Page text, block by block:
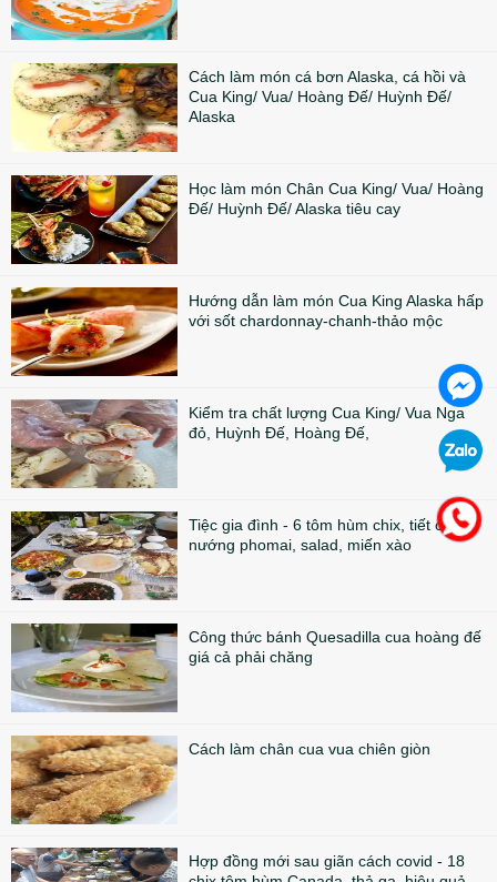
Cách làm món cá bơn Alaska, cá hồi và
Cua King/ Vua/ Hoàng Đế/ Huỳnh Đế/
Alaska
Học làm món Chân Cua King/ Vua/ Hoàng
Đế/ Huỳnh Đế/ Alaska tiêu cay
Hướng dẫn làm món Cua King Alaska hấp
với sốt chardonnay-chanh-thảo mộc
Kiểm tra chất lượng Cua King/ Vua Nga
đỏ, Huỳnh Đế, Hoàng Đế,
Tiệc gia đình - 6 tôm hùm chix, tiết canh,
nướng phomai, salad, miến xào
Công thức bánh Quesadilla cua hoàng đế
giá cả phải chăng
Cách làm chân cua vua chiên giòn
Hợp đồng mới sau giãn cách covid - 18